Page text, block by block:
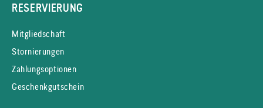
RESERVIERUNG
Mitgliedschaft
Stornierungen
Zahlungsoptionen
Geschenkgutschein